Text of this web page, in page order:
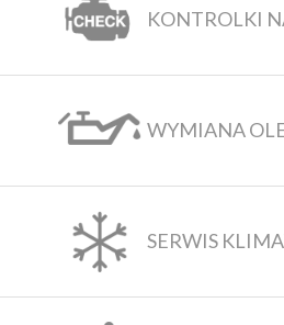
KONTROLKI
WYMIANA
SERWIS